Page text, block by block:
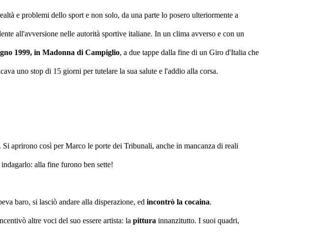
e problemi dello sport e non solo, da una parte lo posero ulteriormente a
all'avversione nelle autorità sportive italiane. In un clima avverso e con un
1999, in Madonna di Campiglio, a due tappe dalla fine di un Giro d'Italia che
uno stop di 15 giorni per tutelare la sua salute e l'addio alla corsa.
aprirono così per Marco le porte dei Tribunali, anche in mancanza di reali
alla fine furono ben sette!
baro, si lasciò andare alla disperazione, ed incontrò la cocaina.
altre voci del suo essere artista: la pittura innanzitutto. I suoi quadri,